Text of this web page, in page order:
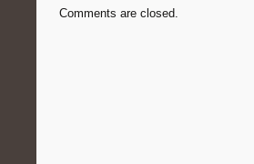
Comments are closed.